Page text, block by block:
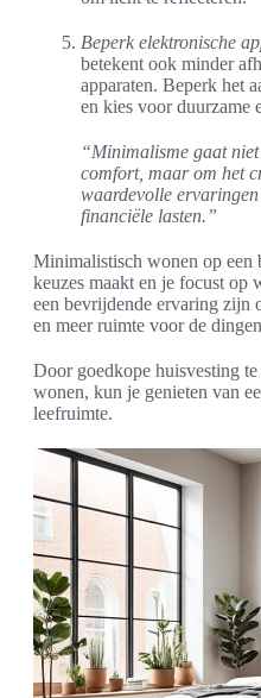
Beperk elektronische
betekent ook minder
apparaten. Beperk het
en kies voor duurzame
“Minimalisme gaat
comfort, maar om het
waardevolle
financiële lasten.”
Minimalistisch wonen op een
keuzes maakt en je focust op
een bevrijdende ervaring zijn
en meer ruimte voor de
Door goedkope huisvesting
wonen, kun je genieten van
leefruimte.